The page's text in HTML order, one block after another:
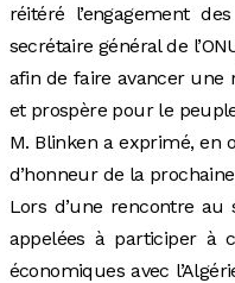
réitéré l’engagement
secrétaire général de
afin de faire avancer une
et prospère pour le
M. Blinken a exprimé, en
d’honneur de la
Lors d’une rencontre au
appelées à participer à
économiques avec